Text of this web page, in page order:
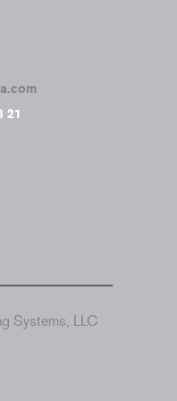
21
Systems, LLC